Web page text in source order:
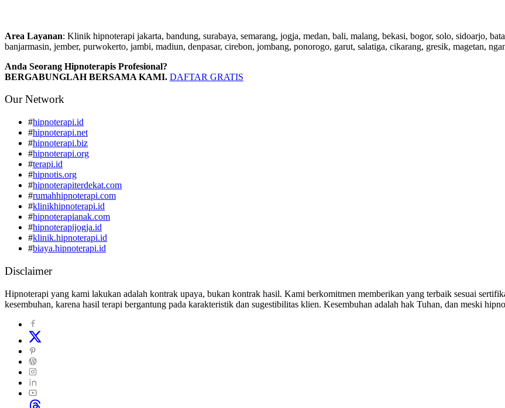
Area Layanan: Klinik hipnoterapi jakarta, bandung, surabaya, semarang, jogja, medan, bali, malang, bekasi, bogor, solo, sidoarjo,
banjarmasin, jember, purwokerto, jambi, madiun, denpasar, cirebon, jombang, ponorogo, garut, salatiga, cikarang, gresik, magetan,
Anda Seorang Hipnoterapis Profesional?
BERGABUNGLAH BERSAMA KAMI. DAFTAR GRATIS
Our Network
#hipnoterapi.id
#hipnoterapi.net
#hipnoterapi.biz
#hipnoterapi.org
#terapi.id
#hipnotis.org
#hipnoterapiterdekat.com
#rumahhipnoterapi.com
#klinikhipnoterapi.id
#hipnoterapianak.com
#hipnoterapijogja.id
#klinik.hipnoterapi.id
#biaya.hipnoterapi.id
Disclaimer
Hipnoterapi yang kami lakukan adalah kontrak upaya, bukan kontrak hasil. Kami berkomitmen memberikan yang terbaik sesuai
kesembuhan, karena hasil terapi bergantung pada karakteristik dan sugestibilitas klien. Kesembuhan adalah hak Tuhan, dan meski